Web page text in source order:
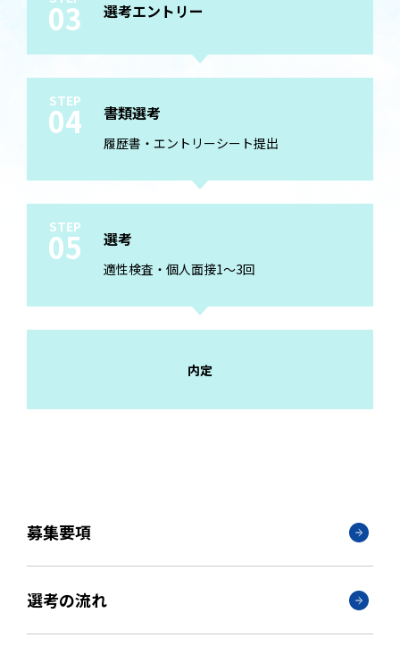
03 選考エントリー
STEP
04 書類選考
履歴書・エントリーシート提出
STEP
05 選考
適性検査・個人面接1～3回
内定
募集要項
選考の流れ